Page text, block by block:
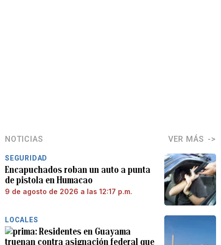
NOTICIAS VER MÁS
SEGURIDAD
Encapuchados roban un auto a punta
de pistola en Humacao
9 de agosto de 2026 a las 12:17 p.m.
LOCALES
Residentes en Guayama
truenan contra asignación federal que